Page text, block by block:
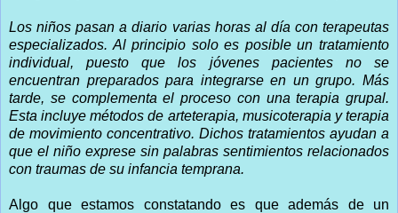
Los niños pasan a diario varias horas al día con terapeutas
especializados. Al principio solo es posible un tratamiento
individual, puesto que los jóvenes pacientes no se
encuentran preparados para integrarse en un grupo. Más
tarde, se complementa el proceso con una terapia grupal.
Esta incluye métodos de arteterapia, musicoterapia y terapia
de movimiento concentrativo. Dichos tratamientos ayudan a
que el niño exprese sin palabras sentimientos relacionados
con traumas de su infancia temprana.
Algo que estamos constatando es que además de un